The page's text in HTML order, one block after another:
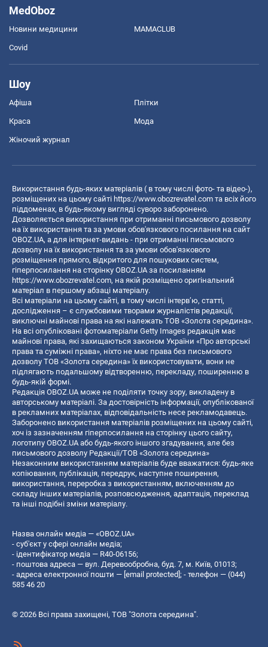
MedOboz
Новини медицини MAMACLUB
Covid
Шоу
Афіша Плітки
Краса Мода
Жіночий журнал
Використання будь-яких матеріалів ( в тому числі фото- та відео-),
розміщених на цьому сайті https://www.obozrevatel.com та всіх його
піддоменах, в будь-якому вигляді суворо заборонено.
Дозволяється використання при отриманні письмового дозволу
на їх використання та за умови обов'язкового посилання на сайт
OBOZ.UA, а для інтернет-видань - при отриманні письмового
дозволу на їх використання та за умови обов'язкового
розміщення прямого, відкритого для пошукових систем,
гіперпосилання на сторінку OBOZ.UA за посиланням
https://www.obozrevatel.com, на якій розміщено оригінальний
матеріал в першому абзаці матеріалу.
Всі матеріали на цьому сайті, в тому числі інтерв’ю, статті,
дослідження – є службовими творами журналістів редакції,
виключні майнові права на які належать ТОВ «Золота середина».
На всі опубліковані фотоматеріали Getty Images редакція має
майнові права, які захищаються законом України «Про авторські
права та суміжні права», ніхто не має права без письмового
дозволу ТОВ «Золота середина» їх використовувати, вони не
підлягають подальшому відтворенню, перекладу, поширенню в
будь-якій формі.
Редакція OBOZ.UA може не поділяти точку зору, викладену в
авторському матеріалі. За достовірність інформації, опублікованої
в рекламних матеріалах, відповідальність несе рекламодавець.
Заборонено використання матеріалів розміщених на цьому сайті,
хоч із зазначенням гіперпосилання на сторінку цього сайту,
логотипу OBOZ.UA або будь-якого іншого згадування, але без
письмового дозволу Редакції/ТОВ «Золота середина»
Незаконним використанням матеріалів буде вважатися: будь-яке
копiювання, публiкацiя, передрук, наступне поширення,
використання, переробка з використанням, включенням до
складу інших матеріалів, розповсюдження, адаптація, переклад
та інші подібні зміни матеріалу.
Назва онлайн медіа — «OBOZ.UA»
- суб'єкт у сфері онлайн медіа;
- ідентифікатор медіа — R40-06156;
- поштова адреса — вул. Деревообробна, буд. 7, м. Київ, 01013;
- адреса електронної пошти — [email protected] ; - телефон — (044)
585 46 20
© 2026 Всі права захищені, ТОВ "Золота середина".